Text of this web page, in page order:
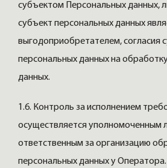
субъектом Персональных данных,
субъект персональных данных
выгодоприобретателем, согласия
персональных данных на
данных.
1.6. Контроль за исполнением
осуществляется уполномоченным
ответственным за организацию
персональных данных у Оператора.